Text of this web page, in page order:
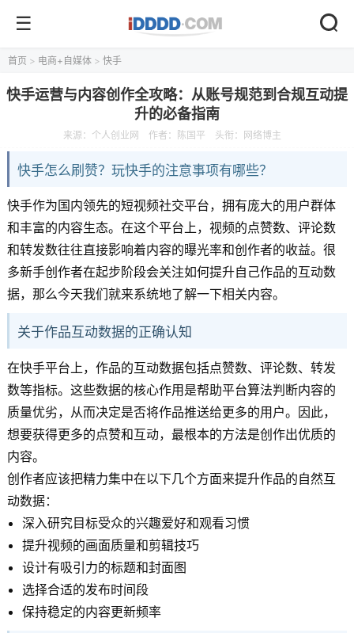
首页 > 电商+自媒体 > 快手
快手运营与内容创作全攻略：从账号规范到合规互动提
升的必备指南
来源： 个人创业网 作者：陈国平 头衔：网络博主
快手怎么刷赞？玩快手的注意事项有哪些？
快手作为国内领先的短视频社交平台，拥有庞大的用户群体
和丰富的内容生态。在这个平台上，视频的点赞数、评论数
和转发数往往直接影响着内容的曝光率和创作者的收益。很
多新手创作者在起步阶段会关注如何提升自己作品的互动数
据，那么今天我们就来系统地了解一下相关内容。
关于作品互动数据的正确认知
在快手平台上，作品的互动数据包括点赞数、评论数、转发
数等指标。这些数据的核心作用是帮助平台算法判断内容的
质量优劣，从而决定是否将作品推送给更多的用户。因此，
想要获得更多的点赞和互动，最根本的方法是创作出优质的
内容。
创作者应该把精力集中在以下几个方面来提升作品的自然互
动数据：
深入研究目标受众的兴趣爱好和观看习惯
提升视频的画面质量和剪辑技巧
设计有吸引力的标题和封面图
选择合适的发布时间段
保持稳定的内容更新频率